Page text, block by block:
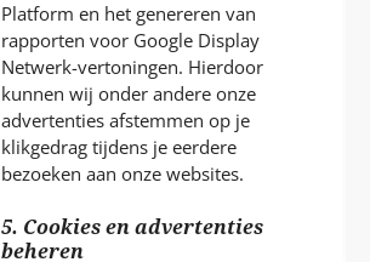
Platform en het genereren van
rapporten voor Google Display
Netwerk-vertoningen. Hierdoor
kunnen wij onder andere onze
advertenties afstemmen op je
klikgedrag tijdens je eerdere
bezoeken aan onze websites.
5. Cookies en advertenties
beheren